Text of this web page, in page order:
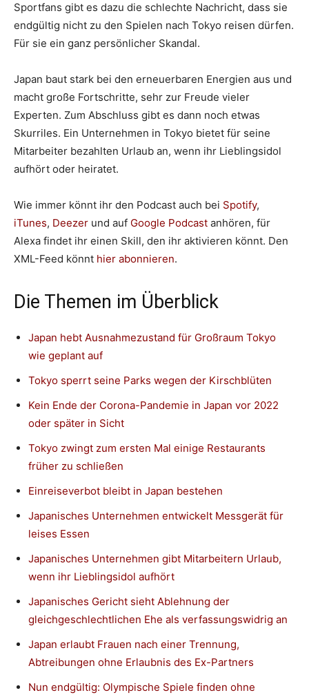
Sportfans gibt es dazu die schlechte Nachricht, dass sie
endgültig nicht zu den Spielen nach Tokyo reisen dürfen.
Für sie ein ganz persönlicher Skandal.
Japan baut stark bei den erneuerbaren Energien aus und
macht große Fortschritte, sehr zur Freude vieler
Experten. Zum Abschluss gibt es dann noch etwas
Skurriles. Ein Unternehmen in Tokyo bietet für seine
Mitarbeiter bezahlten Urlaub an, wenn ihr Lieblingsidol
aufhört oder heiratet.
Wie immer könnt ihr den Podcast auch bei Spotify,
iTunes, Deezer und auf Google Podcast anhören, für
Alexa findet ihr einen Skill, den ihr aktivieren könnt. Den
XML-Feed könnt hier abonnieren.
Die Themen im Überblick
Japan hebt Ausnahmezustand für Großraum Tokyo
wie geplant auf
Tokyo sperrt seine Parks wegen der Kirschblüten
Kein Ende der Corona-Pandemie in Japan vor 2022
oder später in Sicht
Tokyo zwingt zum ersten Mal einige Restaurants
früher zu schließen
Einreiseverbot bleibt in Japan bestehen
Japanisches Unternehmen entwickelt Messgerät für
leises Essen
Japanisches Unternehmen gibt Mitarbeitern Urlaub,
wenn ihr Lieblingsidol aufhört
Japanisches Gericht sieht Ablehnung der
gleichgeschlechtlichen Ehe als verfassungswidrig an
Japan erlaubt Frauen nach einer Trennung,
Abtreibungen ohne Erlaubnis des Ex-Partners
Nun endgültig: Olympische Spiele finden ohne